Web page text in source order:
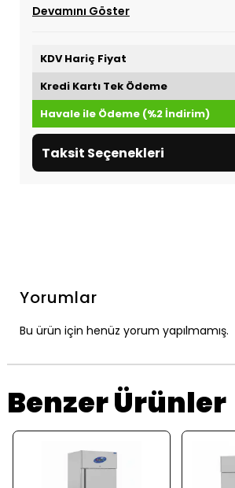
Devamını Göster
KDV Hariç Fiyat
Kredi Kartı Tek Ödeme
Havale ile Ödeme (%2 İndirim)
Taksit Seçenekleri
Yorumlar
Bu ürün için henüz yorum yapılmamış.
Benzer Ürünler